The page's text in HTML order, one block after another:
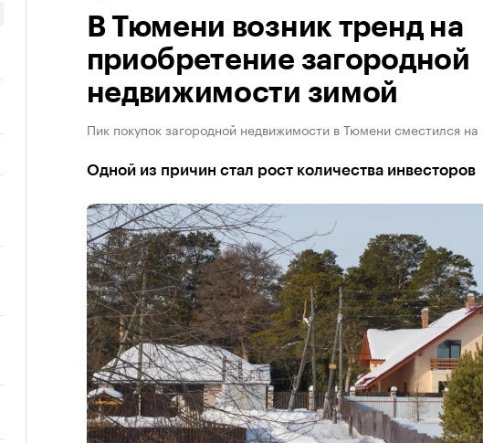
В Тюмени возник тренд на
приобретение загородной
недвижимости зимой
Пик покупок загородной недвижимости в Тюмени сместился на
Одной из причин стал рост количества инвесторов